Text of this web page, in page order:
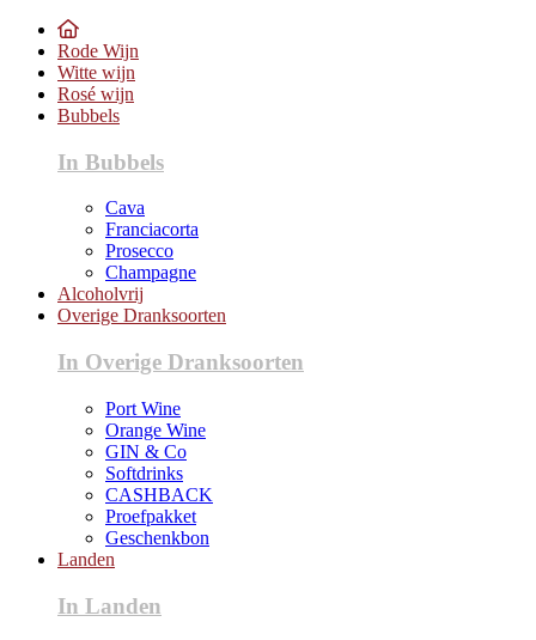
Rode Wijn
Witte wijn
Rosé wijn
Bubbels
In Bubbels
Cava
Franciacorta
Prosecco
Champagne
Alcoholvrij
Overige Dranksoorten
In Overige Dranksoorten
Port Wine
Orange Wine
GIN & Co
Softdrinks
CASHBACK
Proefpakket
Geschenkbon
Landen
In Landen